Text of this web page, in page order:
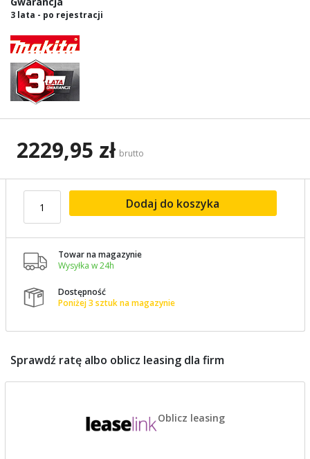
3 lata - po rejestracji
2229,95 zł brutto
Dodaj do koszyka

Towar na magazynie
Wysyłka w 24h

Dostępność
Poniżej 3 sztuk na magazynie
Sprawdź ratę albo oblicz leasing dla firm
Oblicz leasing